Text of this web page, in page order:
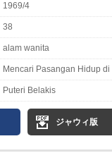
1969/4
38
alam wanita
Mencari Pasangan Hidup
Puteri Belakis
ジャウィ版